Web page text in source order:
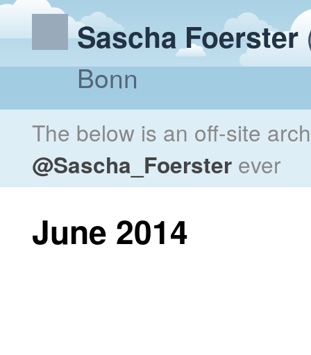
Sascha Foerster
Bonn
The below is an off-site
@Sascha_Foerster ever
June 2014